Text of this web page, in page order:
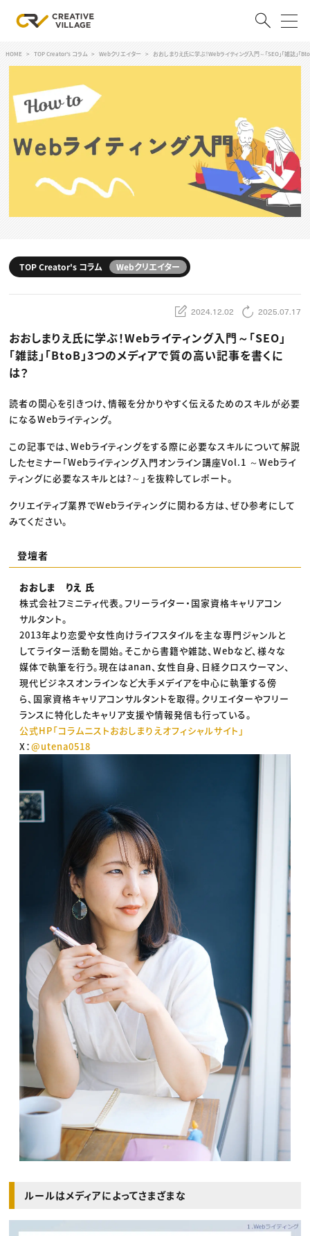
ログイン
RECRUIT
CREATIVE JOB求人検索
採用説明会
スキルアップしたい！
スキルアップしたい！ トップ
デザイン
マーケティング
ディレクション
業界解説・キャリア事情
お役立ち基礎知識
TOP Creator’s コラム
アプリクリエイター
ゲームクリエイター
映像クリエイター
マーケッター
クリエイターインタビュー
ニュース・トレンド
Web
映像
ゲーム・エンタメ
出版
CREATIVE VILLAGEからのお知らせ
HOME TOP Creator's コラム Webクリエイター おおしまりえ氏に学ぶ！Webライティング入門～「SEO」「雑誌」「
TOP Creator's コラム Webクリエイター
2024.12.02 2025.07.17
おおしまりえ氏に学ぶ！Webライティング入門～「SEO」
「雑誌」「BtoB」3つのメディアで質の高い記事を書くに
は？
読者の関心を引きつけ、情報を分かりやすく伝えるためのスキルが必要
になるWebライティング。
この記事では、Webライティングをする際に必要なスキルについて解説
したセミナー「Webライティング入門オンライン講座Vol.1 ～Webライ
ティングに必要なスキルとは?～」を抜粋してレポート。
クリエイティブ業界でWebライティングに関わる方は、ぜひ参考にして
みてください。
登壇者
おおしま りえ 氏
株式会社フミニティ代表。フリーライター・国家資格キャリアコン
サルタント。
2013年より恋愛や女性向けライフスタイルを主な専門ジャンルと
してライター活動を開始。そこから書籍や雑誌、Webなど、様々な
媒体で執筆を行う。現在はanan、女性自身、日経クロスウーマン、
現代ビジネスオンラインなど大手メデイアを中心に執筆する傍
ら、国家資格キャリアコンサルタントを取得。クリエイターやフリー
ランスに特化したキャリア支援や情報発信も行っている。
公式HP「コラムニストおおしまりえオフィシャルサイト」
X：@utena0518
ルールはメディアによってさまざまな